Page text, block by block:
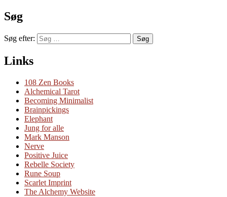
Søg
Søg efter: Søg
Links
108 Zen Books
Alchemical Tarot
Becoming Minimalist
Brainpickings
Elephant
Jung for alle
Mark Manson
Nerve
Positive Juice
Rebelle Society
Rune Soup
Scarlet Imprint
The Alchemy Website